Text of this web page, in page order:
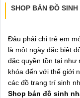
SHOP BÁN ĐỒ
Đâu phải chỉ trẻ em
là một ngày đặc biệt
đặc quyền tồn tại như
khóa đến với thế giới
các đồ trang trí sinh
Shop bán đồ sinh